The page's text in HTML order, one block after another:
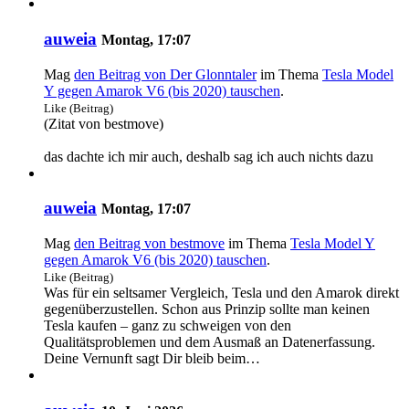
auweia Montag, 17:07
Mag den Beitrag von Der Glonntalerim Thema Tesla Model
Y gegen Amarok V6 (bis 2020) tauschen.
Like (Beitrag)
(Zitat von bestmove)
das dachte ich mir auch, deshalb sag ich auch nichts dazu
auweia Montag, 17:07
Mag den Beitrag von bestmove im Thema Tesla Model Y
gegen Amarok V6 (bis 2020) tauschen.
Like (Beitrag)
Was für ein seltsamer Vergleich, Tesla und den Amarok direkt
gegenüberzustellen. Schon aus Prinzip sollte man keinen
Tesla kaufen – ganz zu schweigen von den
Qualitätsproblemen und dem Ausmaß an Datenerfassung.
Deine Vernunft sagt Dir bleib beim…